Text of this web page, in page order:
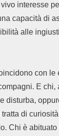
interesse
capacità di
alle
con le
E chi,
disturba,
di
Chi è